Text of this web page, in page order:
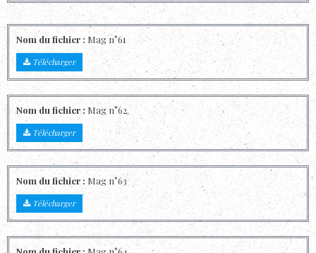
Nom du fichier : Mag n°61
Télécharger
Nom du fichier :Mag n°62
Télécharger
Nom du fichier : Mag n°63
Télécharger